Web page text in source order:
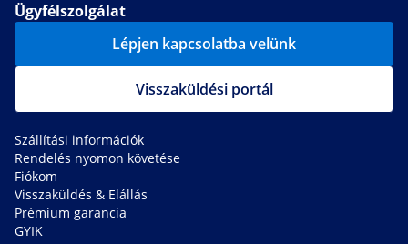
Ügyfélszolgálat
Lépjen kapcsolatba velünk
Visszaküldési portál
Szállítási információk
Rendelés nyomon követése
Fiókom
Visszaküldés & Elállás
Prémium garancia
GYIK